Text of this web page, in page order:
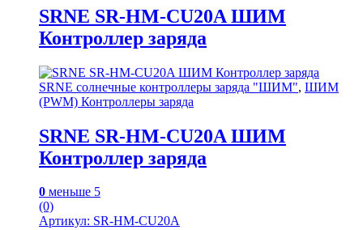
SRNE SR-HM-CU20A ШИМ
Контроллер заряда
SRNE солнечные контроллеры заряда "ШИМ", ШИМ
(PWM) Контроллеры заряда
SRNE SR-HM-CU20A ШИМ
Контроллер заряда
0 меньше 5
(0)
Артикул: SR-HM-CU20A